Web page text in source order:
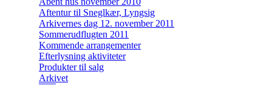
Aftentur til Sneglkær, Lyngsig
Arkivernes dag 12. november 2011
Sommerudflugten 2011
Kommende arrangementer
Efterlysning aktiviteter
Produkter til salg
Arkivet